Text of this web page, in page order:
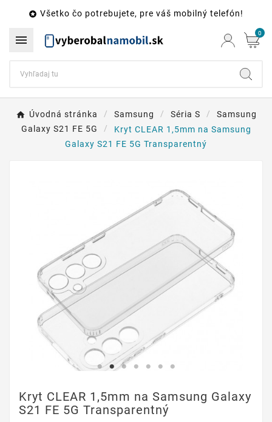
 Všetko čo potrebujete, pre váš mobilný telefón!
 0
Úvodná stránka Samsung Séria S
Samsung
Galaxy S21 FE 5G
Kryt CLEAR 1,5mm na Samsung
Galaxy S21 FE 5G Transparentný
Kryt CLEAR 1,5mm na Samsung Galaxy
S21 FE 5G Transparentný